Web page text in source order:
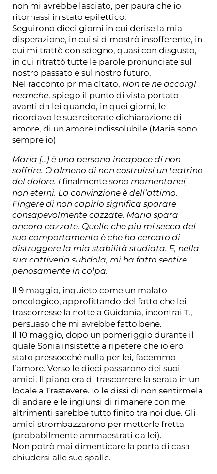
non mi avrebbe lasciato, per paura che io
ritornassi in stato epilettico.
Seguirono dieci giorni in cui derise la mia
disperazione, in cui si dimostrò insofferente, in
cui mi trattò con sdegno, quasi con disgusto,
in cui ritrattò tutte le parole pronunciate sul
nostro passato e sul nostro futuro.
Nel racconto prima citato, Non te ne accorgi
neanche, spiego il punto di vista portato
avanti da lei quando, in quei giorni, le
ricordavo le sue reiterate dichiarazione di
amore, di un amore indissolubile (Maria sono
sempre io)
Maria […] è una persona incapace di non
soffrire. O almeno di non costruirsi un teatrino
del dolore. I finalmente sono momentanei,
non eterni. La convinzione è dell’attimo.
Fingere di non capirlo significa sparare
consapevolmente cazzate. Maria spara
ancora cazzate. Quello che più mi secca del
suo comportamento è che ha cercato di
distruggere la mia stabilità studiata. E, nella
sua cattiveria subdola, mi ha fatto sentire
penosamente in colpa.
Il 9 maggio, inquieto come un malato
oncologico, approfittando del fatto che lei
trascorresse la notte a Guidonia, incontrai T.,
persuaso che mi avrebbe fatto bene.
Il 10 maggio, dopo un pomeriggio durante il
quale Sonia insistette a ripetere che io ero
stato pressocché nulla per lei, facemmo
l’amore. Verso le dieci passarono dei suoi
amici. Il piano era di trascorrere la serata in un
locale a Trastevere. Io le dissi di non sentirmela
di andare e le ingiunsi di rimanere con me,
altrimenti sarebbe tutto finito tra noi due. Gli
amici strombazzarono per metterle fretta
(probabilmente ammaestrati da lei).
Non potrò mai dimenticare la porta di casa
chiudersi alle sue spalle.